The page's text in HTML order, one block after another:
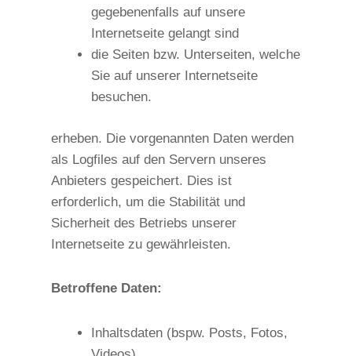
gegebenenfalls auf unsere
Internetseite gelangt sind
die Seiten bzw. Unterseiten, welche
Sie auf unserer Internetseite
besuchen.
erheben. Die vorgenannten Daten werden
als Logfiles auf den Servern unseres
Anbieters gespeichert. Dies ist
erforderlich, um die Stabilität und
Sicherheit des Betriebs unserer
Internetseite zu gewährleisten.
Betroffene Daten:
Inhaltsdaten (bspw. Posts, Fotos,